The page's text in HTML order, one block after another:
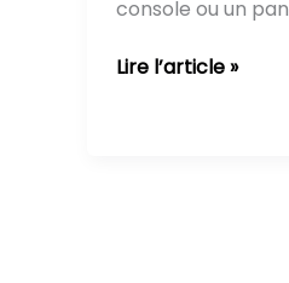
console ou un pan
un
fascinant
Lire l’article »